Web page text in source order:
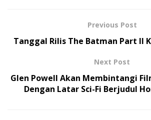
Previous Post
Tanggal Rilis The Batman Part II
Next Post
Glen Powell Akan Membintangi
Dengan Latar Sci-Fi Berjudul